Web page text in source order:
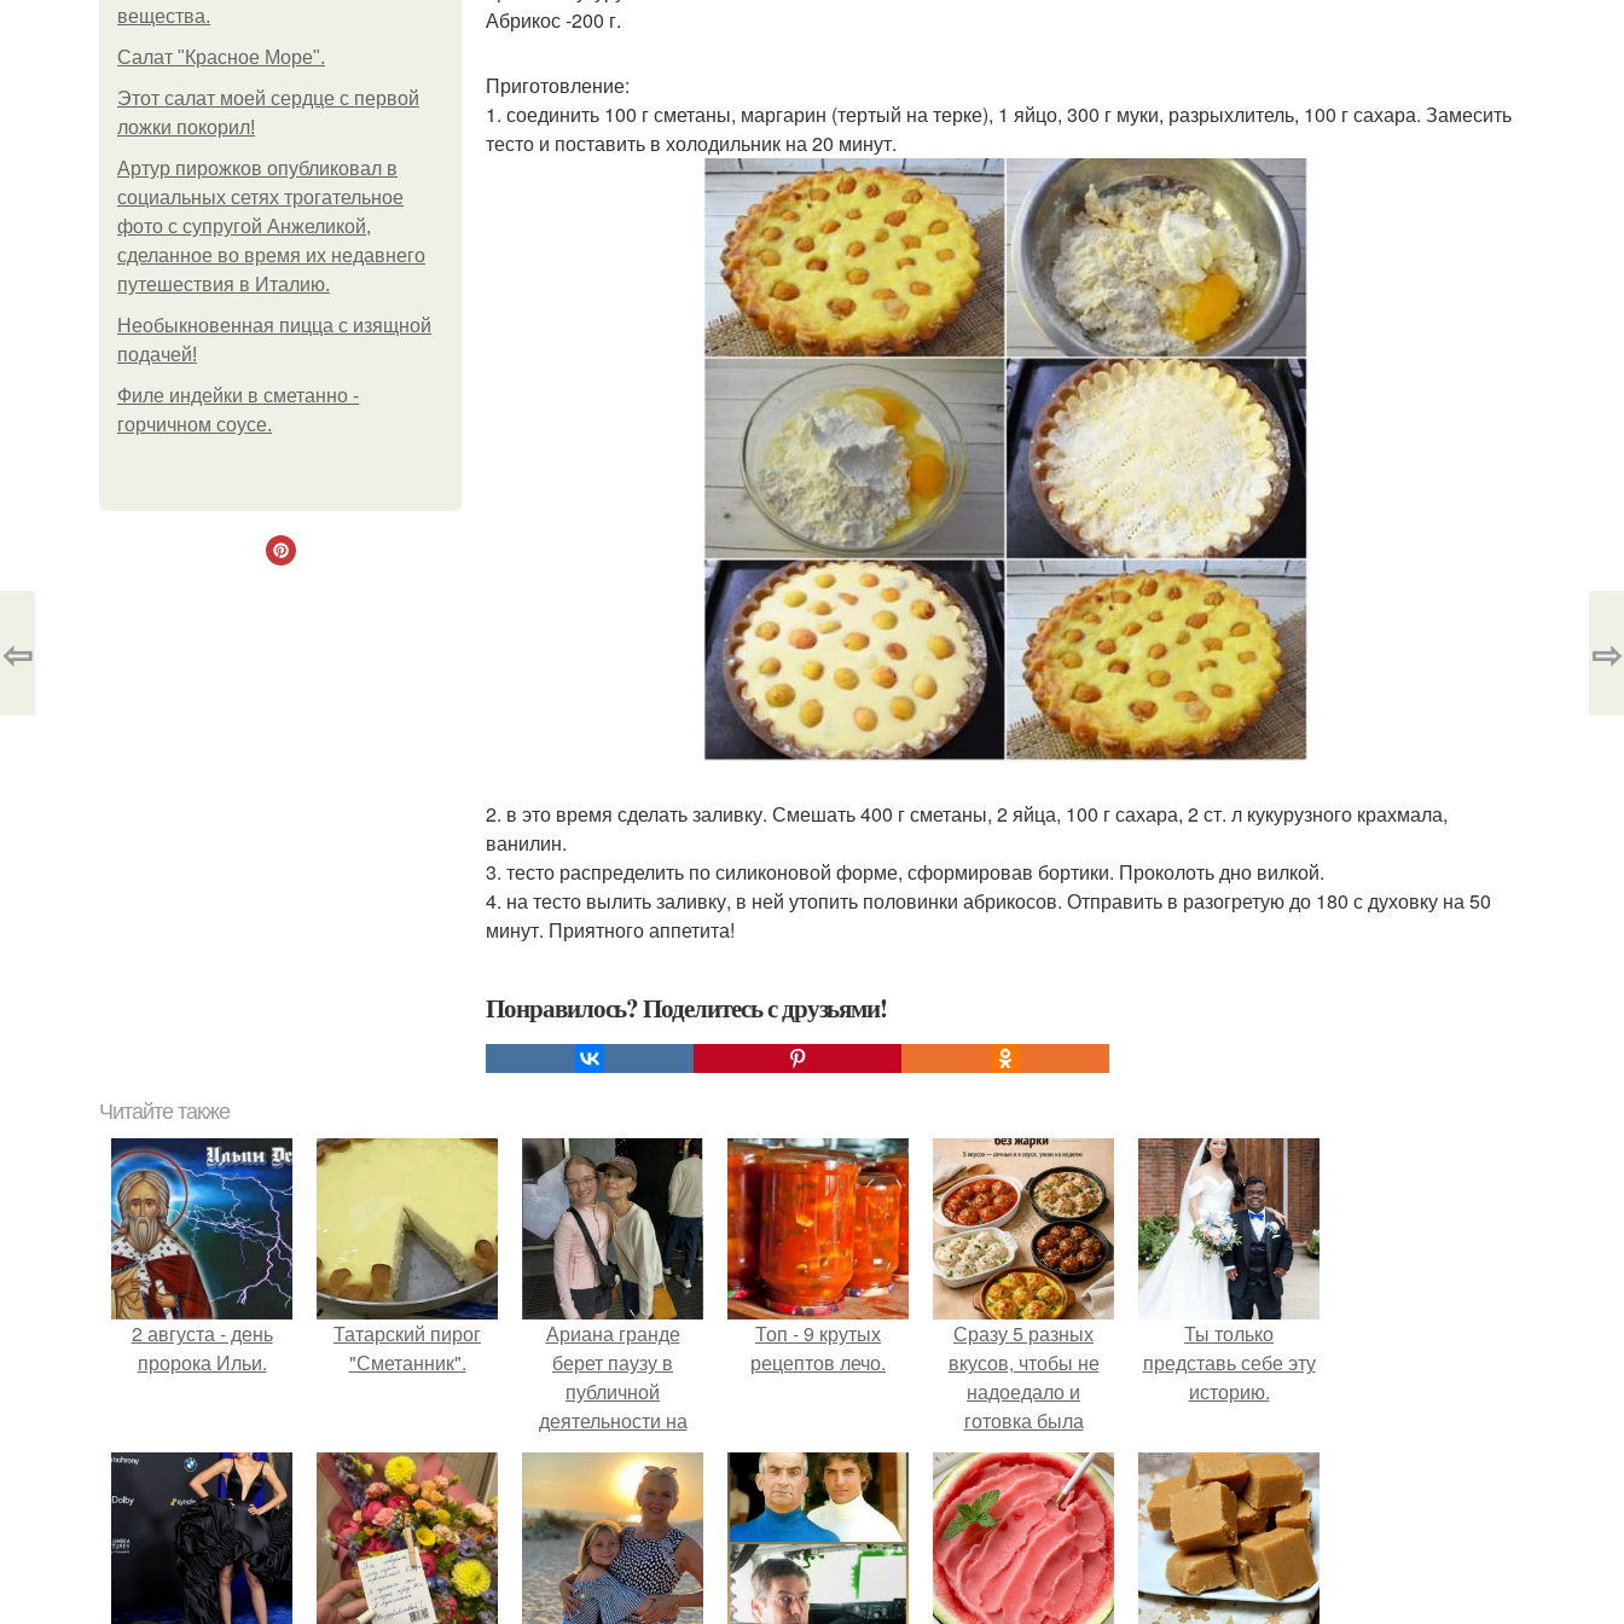
вещества.
Салат "Красное Море".
Этот салат моей сердце с первой
ложки покорил!
Артур пирожков опубликовал в
социальных сетях трогательное
фото с супругой Анжеликой,
сделанное во время их недавнего
путешествия в Италию.
Необыкновенная пицца с изящной
подачей!
Филе индейки в сметанно -
горчичном соусе.
Абрикос -200 г.
Приготовление:
1. соединить 100 г сметаны, маргарин (тертый на терке), 1 яйцо, 300 г муки, разрыхлитель, 100 г сахара. Замесить
тесто и поставить в холодильник на 20 минут.
2. в это время сделать заливку. Смешать 400 г сметаны, 2 яйца, 100 г сахара, 2 ст. л кукурузного крахмала,
ванилин.
3. тесто распределить по силиконовой форме, сформировав бортики. Проколоть дно вилкой.
4. на тесто вылить заливку, в ней утопить половинки абрикосов. Отправить в разогретую до 180 с духовку на 50
минут. Приятного аппетита!
Понравилось? Поделитесь с друзьями!
⇦ ⇨
Читайте также
2 августа - день
пророка Ильи.
Татарский пирог
"Сметанник".
Ариана гранде
берет паузу в
публичной
деятельности на
фоне слухов о
своем здоровье.
Топ - 9 крутых
рецептов лечо.
Сразу 5 разных
вкусов, чтобы не
надоедало и
готовка была
проще.
Ты только
представь себе эту
историю.